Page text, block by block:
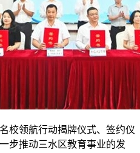
领航行动揭牌仪式、签约仪
步推动三水区教育事业的发